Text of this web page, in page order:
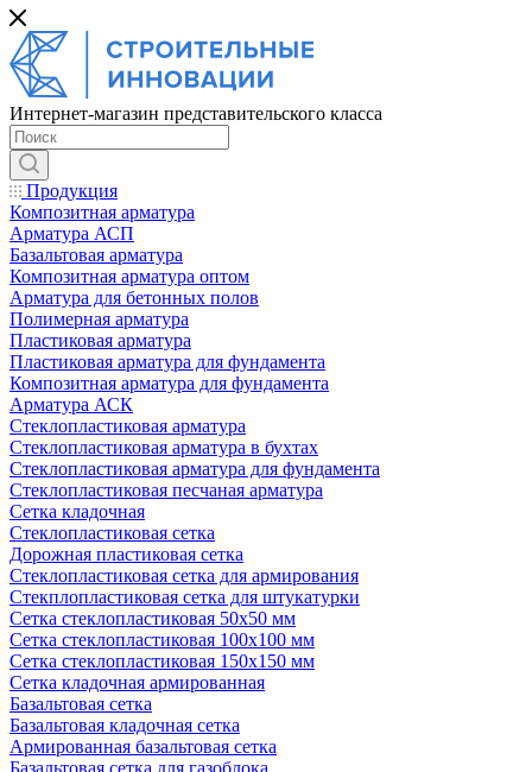
Интернет-магазин представительского класса
Продукция
Композитная арматура
Арматура АСП
Базальтовая арматура
Композитная арматура оптом
Арматура для бетонных полов
Полимерная арматура
Пластиковая арматура
Пластиковая арматура для фундамента
Композитная арматура для фундамента
Арматура АСК
Cтеклопластиковая арматура
Стеклопластиковая арматура в бухтах
Стеклопластиковая арматура для фундамента
Стеклопластиковая песчаная арматура
Сетка кладочная
Стеклопластиковая сетка
Дорожная пластиковая сетка
Стеклопластиковая сетка для армирования
Стекплопластиковая сетка для штукатурки
Сетка стеклопластиковая 50x50 мм
Сетка стеклопластиковая 100x100 мм
Сетка стеклопластиковая 150x150 мм
Сетка кладочная армированная
Базальтовая сетка
Базальтовая кладочная сетка
Армированная базальтовая сетка
Базальтовая сетка для газоблока